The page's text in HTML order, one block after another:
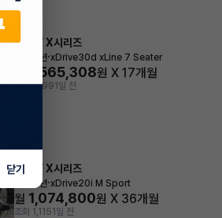
BMW X시리즈
2023년·xDrive30d xLine 7 Seater
1,565,308원 X 17개월
조회 1,1991일 전
BMW X시리즈
2024년·xDrive20i M Sport
월 1,074,800원 X 36개월
조회 1,1151일 전
닫기